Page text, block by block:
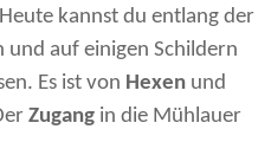
kannst du entlang der
auf einigen Schildern
Es ist von Hexen und
Zugang in die Mühlauer